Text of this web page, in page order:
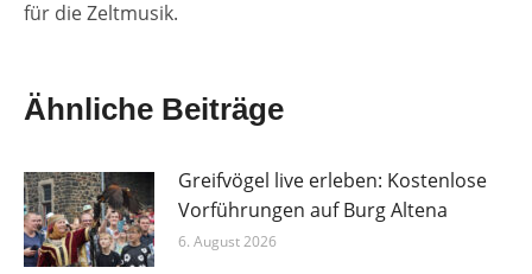
für die Zeltmusik.
Ähnliche Beiträge
Greifvögel live erleben: Kostenlose
Vorführungen auf Burg Altena
6. August 2026